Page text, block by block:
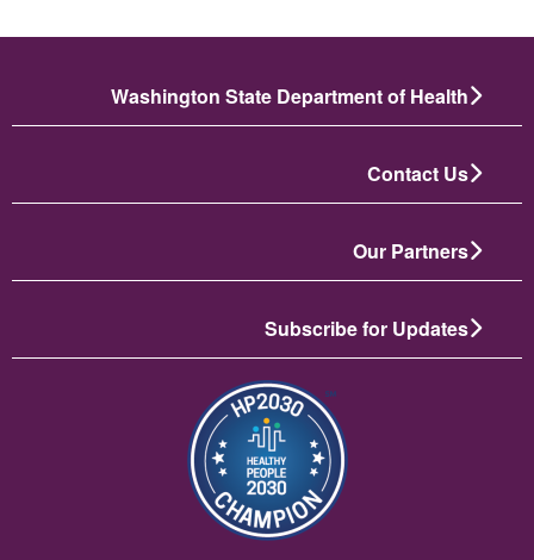
Washington State Department of Health
Contact Us
Our Partners
Subscribe for Updates
الصورة